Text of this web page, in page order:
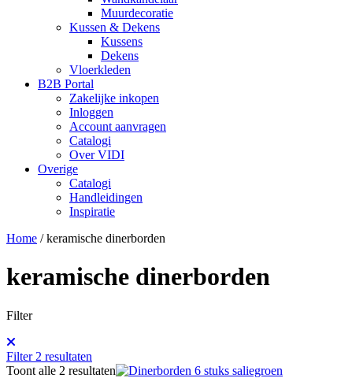
Muurdecoratie
Kussen & Dekens
Kussens
Dekens
Vloerkleden
B2B Portal
Zakelijke inkopen
Inloggen
Account aanvragen
Catalogi
Over VIDI
Overige
Catalogi
Handleidingen
Inspiratie
Home /keramische dinerborden
keramische dinerborden
Filter
Filter 2 resultaten
Toont alle 2 resultaten